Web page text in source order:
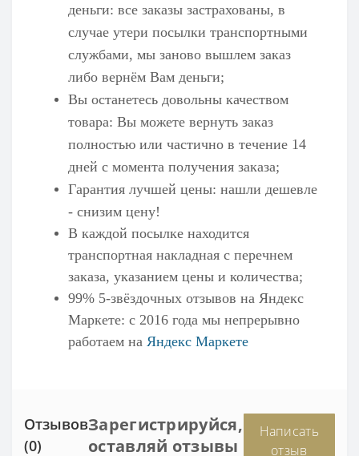
деньги: все заказы застрахованы, в
случае утери посылки транспортными
службами, мы заново вышлем заказ
либо вернём Вам деньги;
Вы останетесь довольны качеством
товара: Вы можете вернуть заказ
полностью или частично в течение 14
дней с момента получения заказа;
Гарантия лучшей цены: нашли дешевле
- снизим цену!
В каждой посылке находится
транспортная накладная с перечнем
заказа, указанием цены и количества;
99% 5-звёздочных отзывов на Яндекс
Маркете: с 2016 года мы непрерывно
работаем на Яндекс Маркете
Отзывов
(0)
Зарегистрируйся,
оставляй отзывы
Написать
отзыв